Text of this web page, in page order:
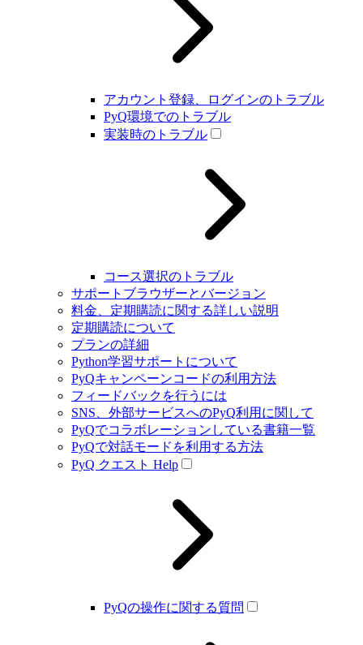
アカウント登録、ログインのトラブル
PyQ環境でのトラブル
実装時のトラブル
コース選択のトラブル
サポートブラウザーとバージョン
料金、定期購読に関する詳しい説明
定期購読について
プランの詳細
Python学習サポートについて
PyQキャンペーンコードの利用方法
フィードバックを行うには
SNS、外部サービスへのPyQ利用に関して
PyQでコラボレーションしている書籍一覧
PyQで対話モードを利用する方法
PyQ クエスト Help
PyQの操作に関する質問